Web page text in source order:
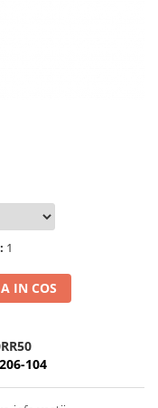
1
IN COS
104